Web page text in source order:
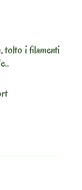
tolto i filamenti